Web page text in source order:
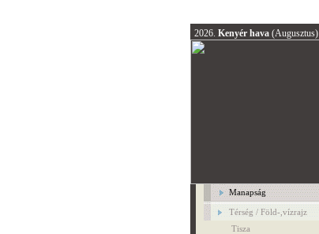
2026. Kenyér hava (Augusztus)
Manapság
Térség / Föld-,vízrajz
Tisza